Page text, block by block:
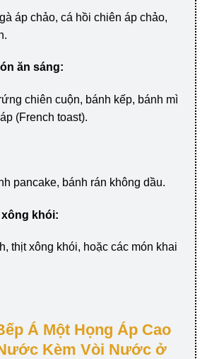
áp chảo, cá hồi chiên áp chảo,
ăn sáng:
chiên cuộn, bánh kếp, bánh mì
(French toast).
pancake, bánh rán không dầu.
khói:
thịt xông khói, hoặc các món khai
Á Một Họng Áp Cao
Kèm Vòi Nước ở